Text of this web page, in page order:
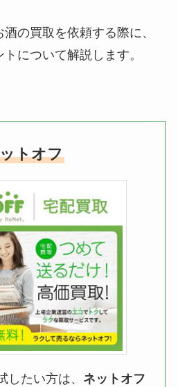
の買取を依頼する際に、
について解説します。
トオフ
したい方は、 ネットオフ